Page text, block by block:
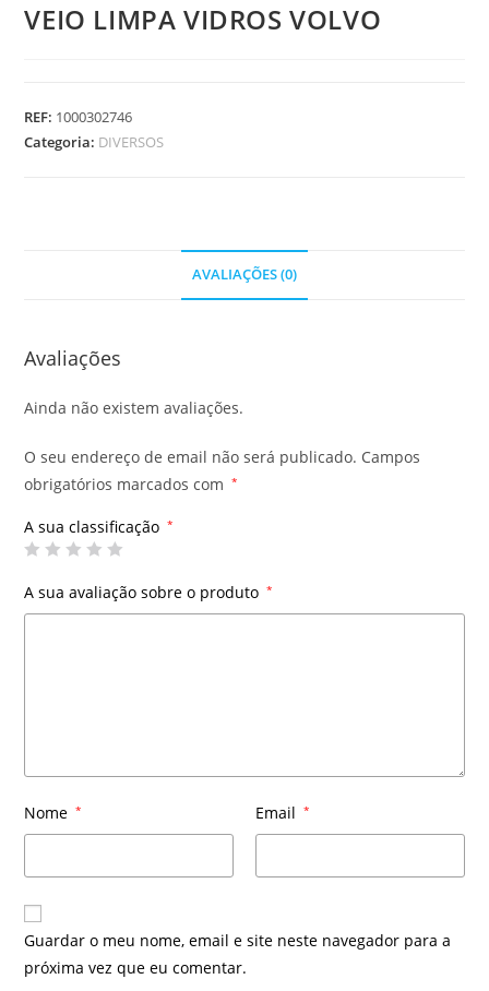
VEIO LIMPA VIDROS VOLVO
REF: 1000302746
Categoria: DIVERSOS
AVALIAÇÕES (0)
Avaliações
Ainda não existem avaliações.
O seu endereço de email não será publicado. Campos
obrigatórios marcados com
*
A sua classificação *
A sua avaliação sobre o produto *
Nome * Email *
Guardar o meu nome, email e site neste navegador para a
próxima vez que eu comentar.